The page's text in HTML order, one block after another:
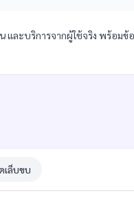
ละบริการจากผู้ใช้จริง พร้อม
เล็บขบ